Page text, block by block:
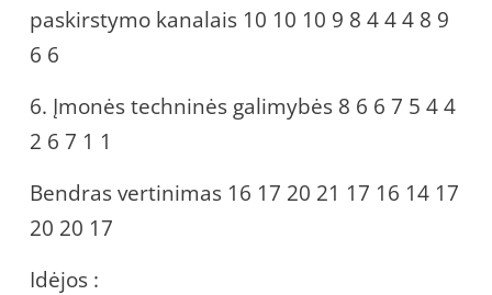
paskirstymo kanalais 10 10 10 9 8 4 4 4 8 9
6 6
6. Įmonės techninės galimybės 8 6 6 7 5 4 4
2 6 7 1 1
Bendras vertinimas 16 17 20 21 17 16 14 17
20 20 17
Idėjos :